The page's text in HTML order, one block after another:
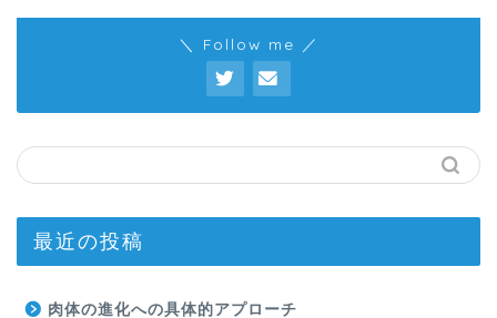
＼ Follow me ／
最近の投稿
肉体の進化への具体的アプローチ